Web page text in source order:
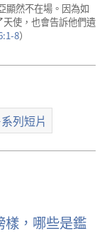
顯然不在場。因為如
使，也會告訴他們遺
8）
列短片
，哪些是鑑